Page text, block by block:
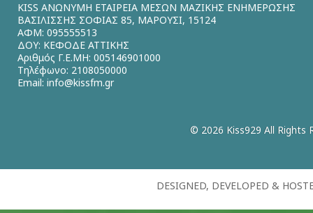
KISS ΑΝΩΝΥΜΗ ΕΤΑΙΡΕΙΑ ΜΕΣΩΝ ΜΑΖΙΚΗΣ ΕΝΗΜΕΡΩΣΗΣ
ΒΑΣΙΛΙΣΣΗΣ ΣΟΦΙΑΣ 85, ΜΑΡΟΥΣΙ, 15124
ΑΦΜ: 095555513
ΔΟΥ: ΚΕΦΟΔΕ ΑΤΤΙΚΗΣ
Αριθμός Γ.Ε.ΜΗ: 005146901000
Τηλέφωνο: 2108050000
Email: info@kissfm.gr
© 2026 Kiss929 All Rights
DESIGNED, DEVELOPED &